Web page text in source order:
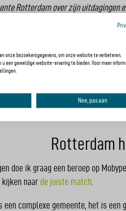
Rotterdam over zijn uitdagingen
Maak
In mijn rol als
voor alles wat te
elektrisch rijden. Wij
bereikbare stad
adviseur voor het
Rotterdam
doe ik graag een beroep op
naar de juiste match
een complexe gemeente, het is
onze bezoekersgegevens, om onze website te verbeteren,
een geweldige website-ervaring te bieden. Voor meer
Nee, pas aan